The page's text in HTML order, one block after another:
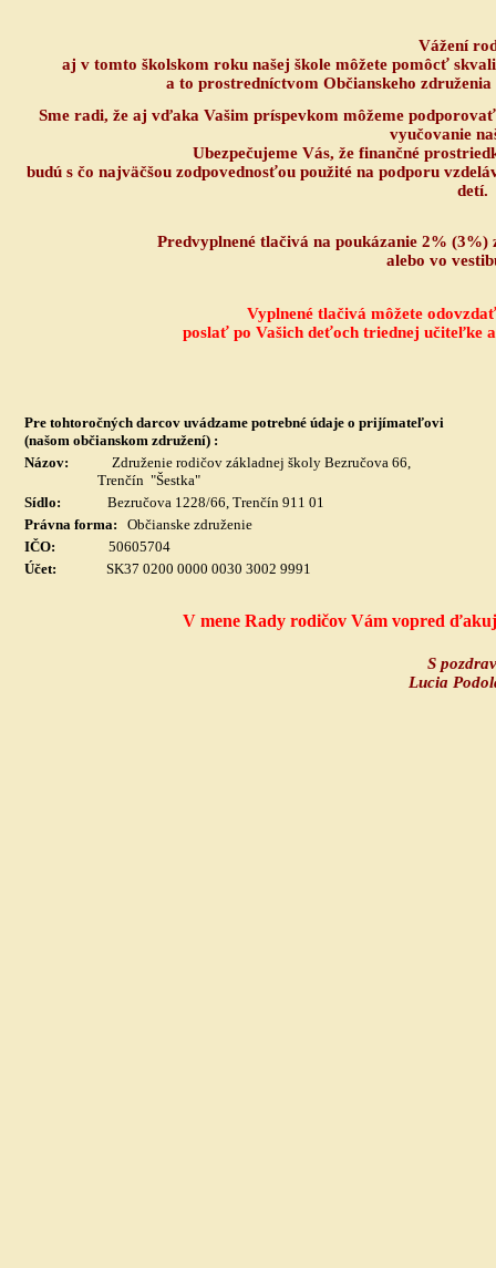
Vážení
aj v tomto školskom roku našej škole môžete pomôcť
a to prostredníctvom Občianskeho
Sme radi, že aj vďaka Vašim príspevkom môžeme
vyučovanie
Ubezpečujeme Vás, že finančné
budú s čo najväčšou zodpovednosťou použité na podporu
detí.
Predvyplnené tlačivá na poukázanie 2% (3%)
alebo vo
Vyplnené tlačivá môžete
poslať po Vašich deťoch triednej učiteľke
Pre tohtoročných darcov uvádzame potrebné údaje o prijímateľovi
(našom občianskom združení) :
Názov:
Združenie rodičov základnej školy Bezručova 66,
Trenčín "Šestka"
Sídlo:
Bezručova 1228/66, Trenčín 911 01
Právna forma:
Občianske združenie
IČO:
50605704
Účet: SK37 0200 0000 0030 3002 9991
V mene Rady rodičov Vám vopred
S
Lucia